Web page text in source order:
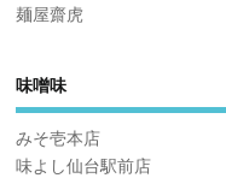
麺屋齋虎
味噌味
みそ壱本店
味よし仙台駅前店